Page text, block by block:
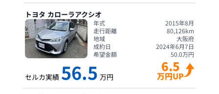
トヨタ カローラアクシオ
年式
2015年8月
走行距離
80,126km
地域
大阪府
成約日
2024年6月7日
希望金額
50.0万円
セルカ実績 56.5 万円
6.5
万円UP